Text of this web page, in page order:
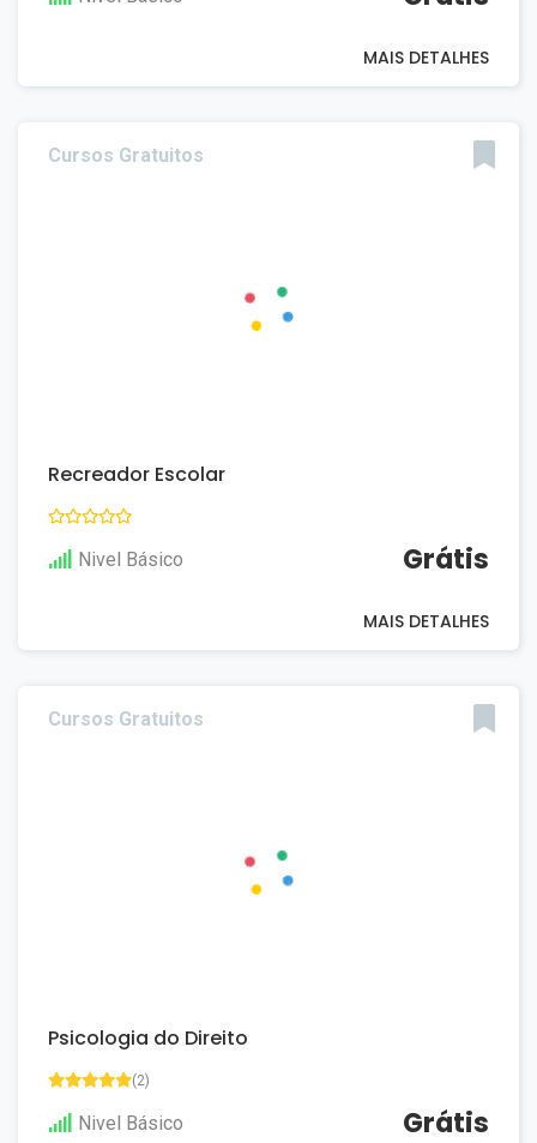
MAIS DETALHES
Cursos Gratuitos
Recreador Escolar
Nivel Básico Grátis
MAIS DETALHES
Cursos Gratuitos
Psicologia do Direito
(2)
Nivel Básico Grátis